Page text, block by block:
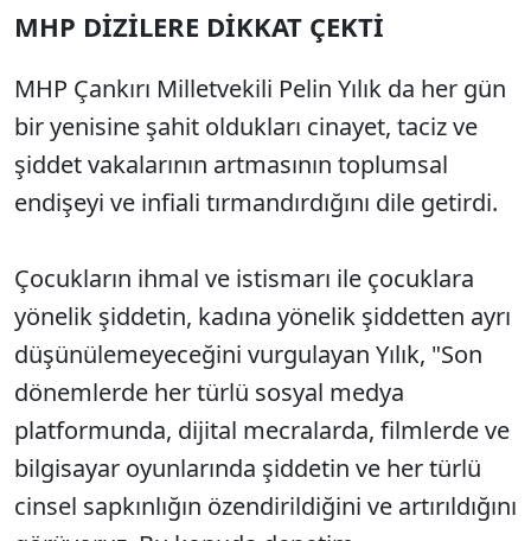
MHP DİZİLERE DİKKAT ÇEKTİ
MHP Çankırı Milletvekili Pelin Yılık da her gün
bir yenisine şahit oldukları cinayet, taciz ve
şiddet vakalarının artmasının toplumsal
endişeyi ve infiali tırmandırdığını dile getirdi.
Çocukların ihmal ve istismarı ile çocuklara
yönelik şiddetin, kadına yönelik şiddetten ayrı
düşünülemeyeceğini vurgulayan Yılık, "Son
dönemlerde her türlü sosyal medya
platformunda, dijital mecralarda, filmlerde ve
bilgisayar oyunlarında şiddetin ve her türlü
cinsel sapkınlığın özendirildiğini ve artırıldığını